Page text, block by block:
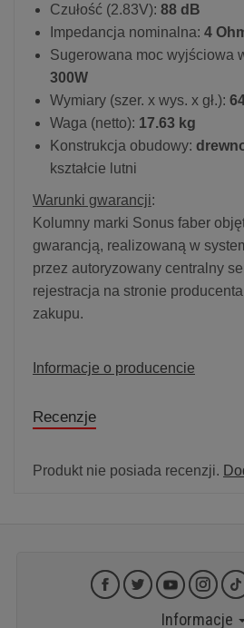
Czułość (2.83V): 88 dB
Impedancja nominalna: 4
Sugerowana moc wyjściowa
300W
Wymiary (szer. x wys. x gł.):
Waga (netto): 17.63 kg
Konstrukcja obudowy:
kształcie lutni
Warunki gwarancji:
Kolumny marki Sonus faber
gwarancją, realizowaną w
przez autoryzowany centralny
rejestracja na stronie
zakupu.
Informacje o producencie
Recenzje
Produkt nie posiada recenzji.
Informacje